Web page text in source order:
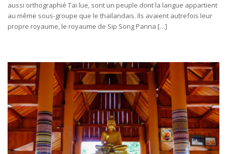
aussi orthographié Tai lue, sont un peuple dont la langue appartient
au même sous-groupe que le thaïlandais. Ils avaient autrefois leur
propre royaume, le royaume de Sip Song Panna […]